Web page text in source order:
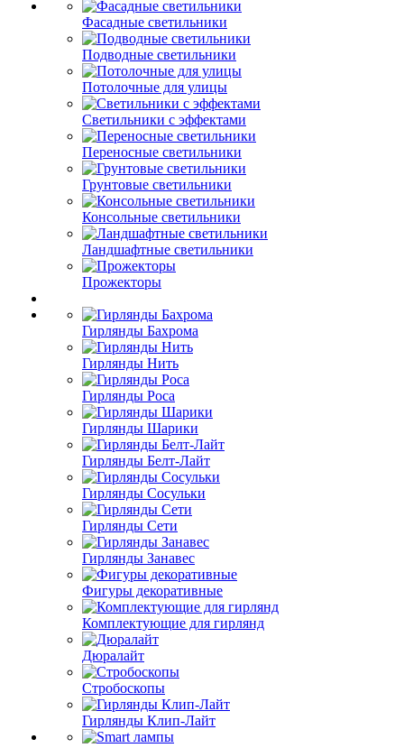
Фасадные светильники
Подводные светильники
Потолочные для улицы
Светильники с эффектами
Переносные светильники
Грунтовые светильники
Консольные светильники
Ландшафтные светильники
Прожекторы
Гирлянды Бахрома
Гирлянды Нить
Гирлянды Роса
Гирлянды Шарики
Гирлянды Белт-Лайт
Гирлянды Сосульки
Гирлянды Сети
Гирлянды Занавес
Фигуры декоративные
Комплектующие для гирлянд
Дюралайт
Стробоскопы
Гирлянды Клип-Лайт